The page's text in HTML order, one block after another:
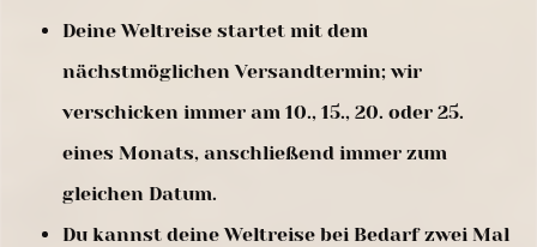
Deine Weltreise startet mit dem
nächstmöglichen Versandtermin; wir
verschicken immer am 10., 15., 20. oder 25.
eines Monats, anschließend immer zum
gleichen Datum.
Du kannst deine Weltreise bei Bedarf zwei Mal